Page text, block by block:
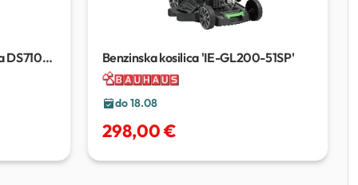
DS710- Benzinska kosilica 'IE-GL200-51SP'
do 18.08
298,00 €